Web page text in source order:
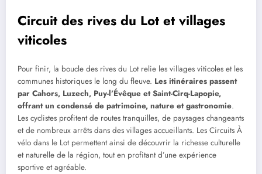
Circuit des rives du Lot et villages
viticoles
Pour finir, la boucle des rives du Lot relie les villages viticoles et les
communes historiques le long du fleuve. Les itinéraires passent
par Cahors, Luzech, Puy-l’Évêque et Saint-Cirq-Lapopie,
offrant un condensé de patrimoine, nature et gastronomie.
Les cyclistes profitent de routes tranquilles, de paysages changeants
et de nombreux arrêts dans des villages accueillants. Les Circuits À
vélo dans le Lot permettent ainsi de découvrir la richesse culturelle
et naturelle de la région, tout en profitant d’une expérience
sportive et agréable.